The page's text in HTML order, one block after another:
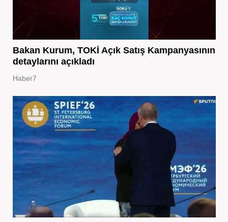
Bakan Kurum, TOKİ Açık Satış Kampanyasının
detaylarını açıkladı
Haber7